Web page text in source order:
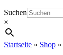
Suchen
×
Startseite » Shop »